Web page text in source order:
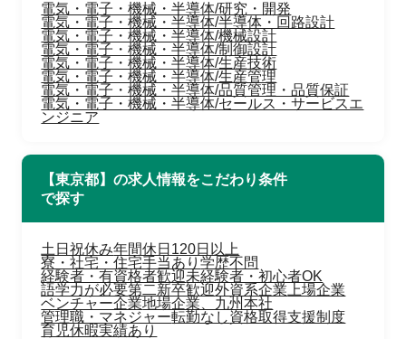
電気・電子・機械・半導体/研究・開発
電気・電子・機械・半導体/半導体・回路設計
電気・電子・機械・半導体/機械設計
電気・電子・機械・半導体/制御設計
電気・電子・機械・半導体/生産技術
電気・電子・機械・半導体/生産管理
電気・電子・機械・半導体/品質管理・品質保証
電気・電子・機械・半導体/セールス・サービスエ
ンジニア
【東京都】の求人情報をこだわり条件
で探す
土日祝休み年間休日120日以上
寮・社宅・住宅手当あり学歴不問
経験者・有資格者歓迎未経験者・初心者OK
語学力が必要第二新卒歓迎外資系企業 上場企業
ベンチャー企業地場企業、九州本社
管理職・マネジャー転勤なし資格取得支援制度
育児休暇実績あり